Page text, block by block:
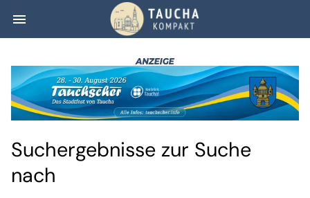
menu Suchergebnisse
Suchergebnisse zur Suche
nach